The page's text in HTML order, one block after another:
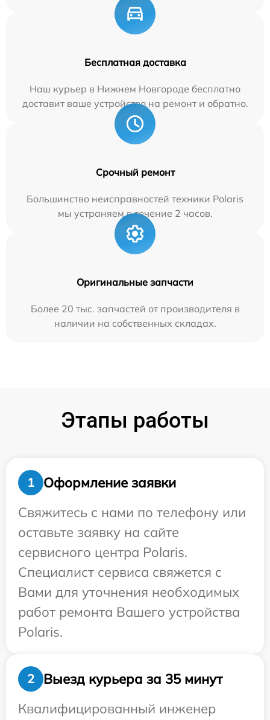
Бесплатная доставка
Наш курьер в Нижнем Новгороде бесплатно
доставит ваше устройство на ремонт и обратно.
Срочный ремонт
Большинство неисправностей техники Polaris
мы устраняем в течение 2 часов.
Оригинальные запчасти
Более 20 тыс. запчастей от производителя в
наличии на собственных складах.
Этапы работы
1
Оформление заявки
Свяжитесь с нами по телефону или
оставьте заявку на сайте
сервисного центра Polaris.
Специалист сервиса свяжется с
Вами для уточнения необходимых
работ ремонта Вашего устройства
Polaris.
2
Выезд курьера за 35 минут
Квалифицированный инженер